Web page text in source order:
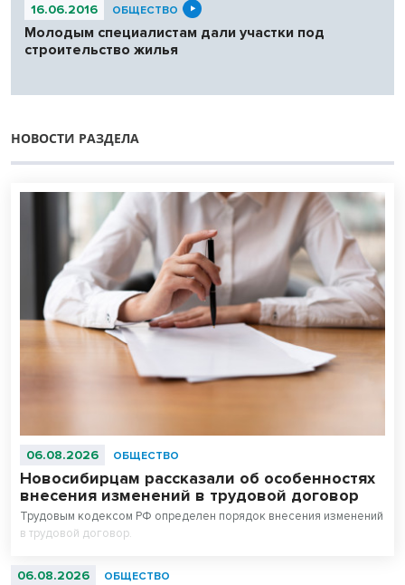
16.06.2016 ОБЩЕСТВО
Молодым специалистам дали участки под
строительство жилья
НОВОСТИ РАЗДЕЛА
06.08.2026 ОБЩЕСТВО
Новосибирцам рассказали об особенностях
внесения изменений в трудовой договор
Трудовым кодексом РФ определен порядок внесения изменений
в трудовой договор.
06.08.2026 ОБЩЕСТВО